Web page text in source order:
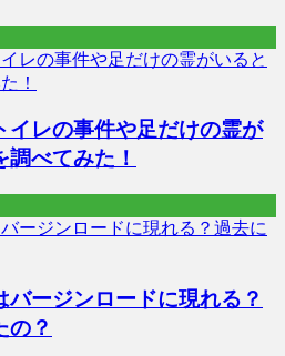
イレの事件や足だけの霊が
べてみた！
バージンロードに現れる？
の？